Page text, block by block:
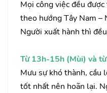
Mọi công việc đều
theo hướng Tây Nam –
Người xuất hành thì
Từ 13h-15h (Mùi) và
Mưu sự khó thành, cầu
tốt nhất nên hoãn lại.